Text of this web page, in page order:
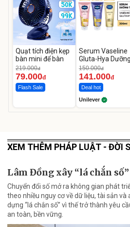
Quạt tích điện kẹp
bàn mini để bàn
219.000đ
79.000đ
Flash Sale
Serum Vaseline
Gluta-Hya Dưỡng
Da Sáng Mịn Sau
Ngày
150.000đ
141.000đ
Deal hot
Unilever
XEM THÊM PHÁP LUẬT - ĐỜI
Lâm Đồng xây “lá chắn
Chuyển đổi số mở ra không gian phát
theo nhiều nguy cơ về dữ liệu, tài sản
dựng “lá chắn số” vì thế trở thành yêu
an toàn, bền vững.